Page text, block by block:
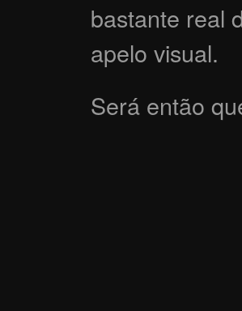
bastante real
apelo visual.
Será então